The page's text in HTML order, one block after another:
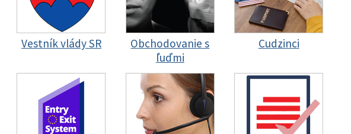
Vestník vlády SR
Obchodovanie s
ľuďmi
Cudzinci